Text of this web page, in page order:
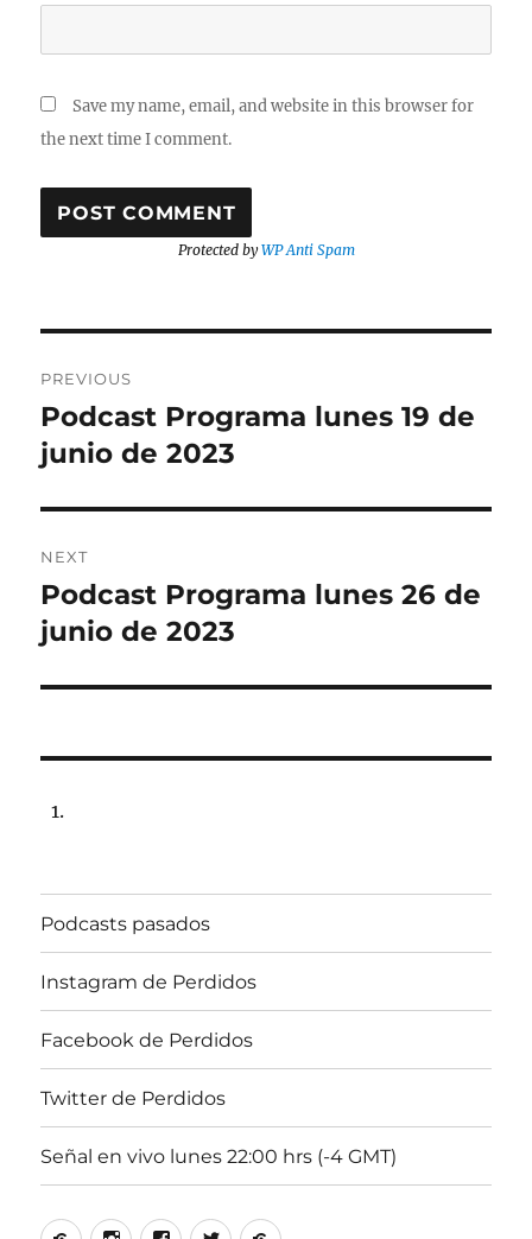
Save my name, email, and website in this browser for
the next time I comment.
Protected byWP Anti Spam
navigation
PREVIOUS
Previous
post:
Podcast Programa lunes 19 de
junio de 2023
NEXT
Next
post:
Podcast Programa lunes 26 de
junio de 2023
Podcasts pasados
Instagram de Perdidos
Facebook de Perdidos
Twitter de Perdidos
Señal en vivo lunes 22:00 hrs (-4 GMT)